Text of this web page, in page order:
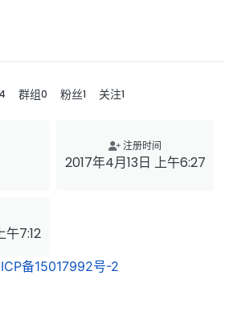
群组0 粉丝1 关注1
注册时间
2017年4月13日 上午6:27
午7:12
备15017992号-2